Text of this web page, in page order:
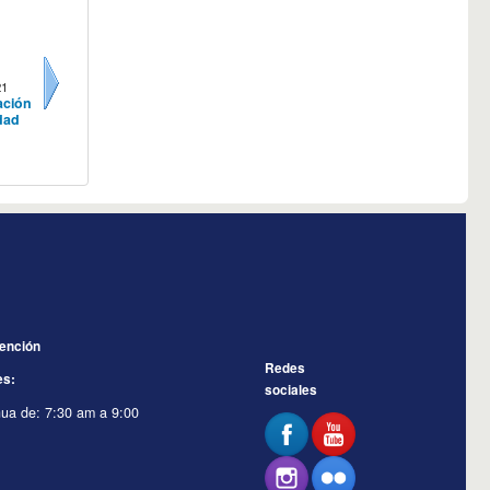
de: 7:30 am a 9:00
Redes
sociales